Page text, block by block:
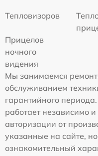
Тепловизоров
Прицелов
ночного
видения
Мы занимаемся
обслуживанием
гарантийного
работает независимо
авторизации от
указанные на сайте,
ознакомительный